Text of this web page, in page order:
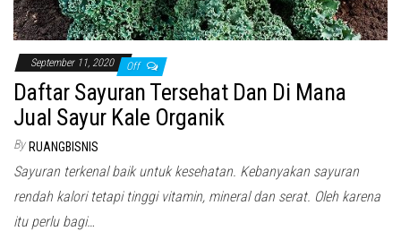
September 11, 2020 Off
Daftar Sayuran Tersehat Dan Di Mana
Jual Sayur Kale Organik
By RUANGBISNIS
Sayuran terkenal baik untuk kesehatan. Kebanyakan sayuran
rendah kalori tetapi tinggi vitamin, mineral dan serat. Oleh karena
itu perlu bagi…